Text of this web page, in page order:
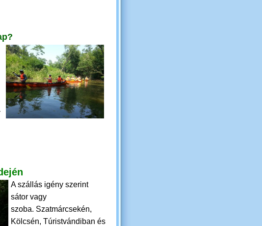
A szállás igény szerint
sátor vagy
szoba. Szatmárcsekén,
Kölcsén, Túristvándiban és